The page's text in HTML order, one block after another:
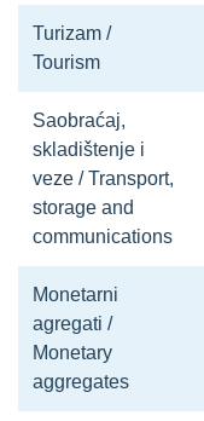
Turizam /
Tourism
Saobraćaj,
skladištenje i
veze / Transport,
storage and
communications
Monetarni
agregati /
Monetary
aggregates